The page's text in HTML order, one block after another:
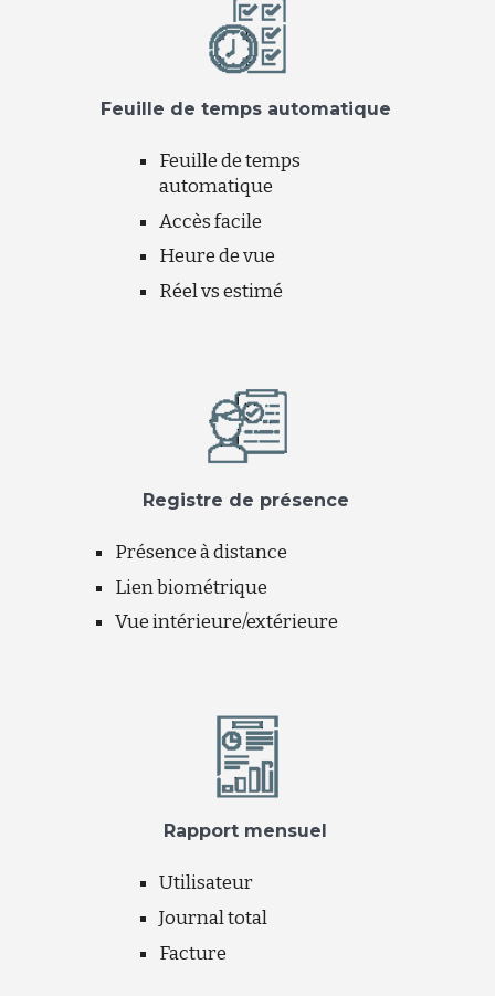
Feuille de temps automatique
Feuille de temps
automatique
Accès facile
Heure de vue
Réel vs estimé
Registre de présence
Présence à distance
Lien biométrique
Vue intérieure/extérieure
Rapport mensuel
Utilisateur
Journal total
Facture